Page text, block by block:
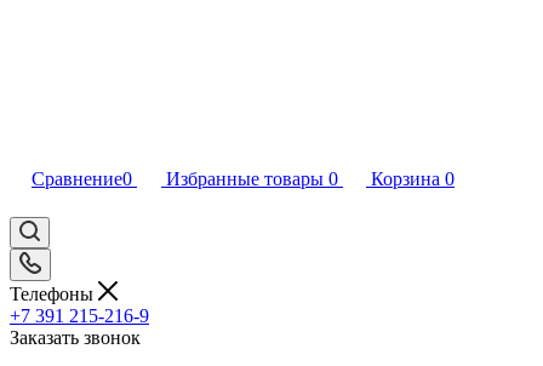
Сравнение0 Избранные товары 0 Корзина 0
Телефоны
+7 391 215-216-9
Заказать звонок